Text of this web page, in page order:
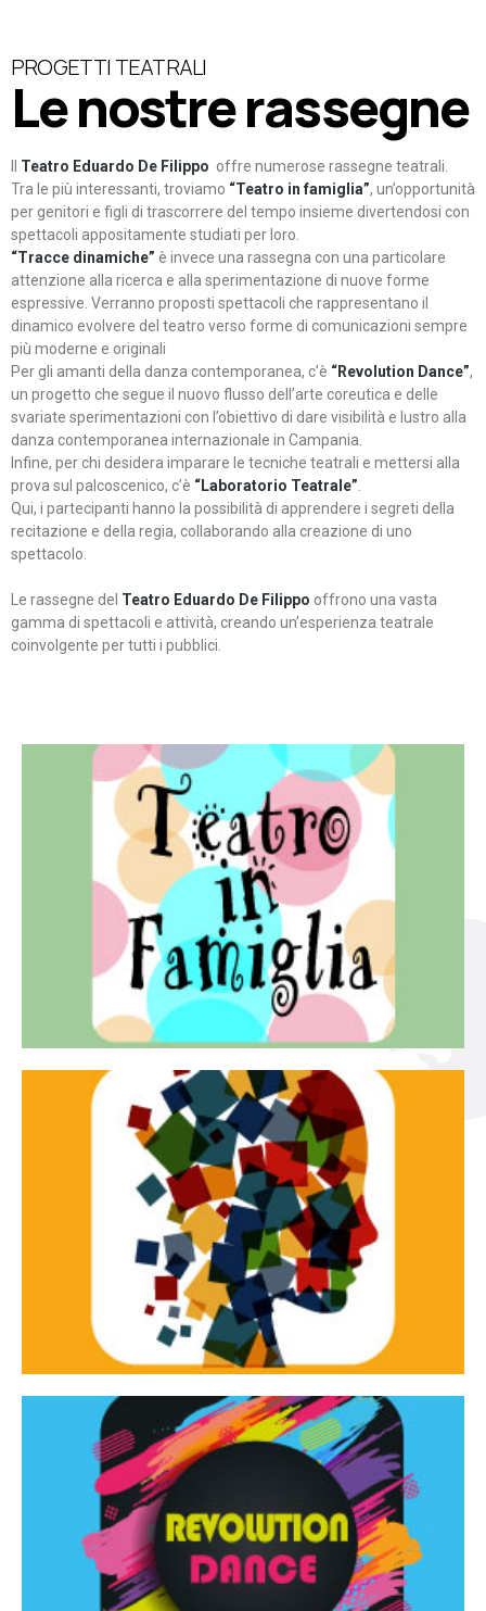
PROGETTI TEATRALI
Le nostre rassegne
Teatro Eduardo De Filippo offre numerose rassegne teatrali.
Tra le più interessanti, troviamo “Teatro in famiglia”, un’opportunità
per genitori e figli di trascorrere del tempo insieme divertendosi con
spettacoli appositamente studiati per loro.
“Tracce dinamiche” è invece una rassegna con una particolare
attenzione alla ricerca e alla sperimentazione di nuove forme
espressive. Verranno proposti spettacoli che rappresentano il
dinamico evolvere del teatro verso forme di comunicazioni sempre
più moderne e originali
Per gli amanti della danza contemporanea, c’è “Revolution Dance”,
un progetto che segue il nuovo flusso dell’arte coreutica e delle
svariate sperimentazioni con l’obiettivo di dare visibilità e lustro alla
danza contemporanea internazionale in Campania.
Infine, per chi desidera imparare le tecniche teatrali e mettersi alla
prova sul palcoscenico, c’è “Laboratorio Teatrale”
Qui, i partecipanti hanno la possibilità di apprendere i segreti della
recitazione e della regia, collaborando alla creazione di uno
spettacolo.
Le rassegne del Teatro Eduardo De Filippo offrono una vasta
gamma di spettacoli e attività, creando un’esperienza teatrale
coinvolgente per tutti i pubblici.
Teatro in famiglia
Teatro In Famiglia è una rassegna di teatro concepita
per far condividere e godere del teatro all’intera
famiglia.
Continua
Tracce dinamiche
Tracce Dinamiche è una rassegna di teatro
d’innovazione e sperimentale.
Continua
Revolution Dance
Rassegna di danza contemporanea – I Edizione